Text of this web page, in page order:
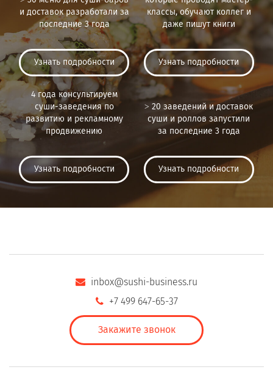
и доставок разработали за
последние 3 года
Узнать подробности
классы, обучают коллег и
даже пишут книги
Узнать подробности
4 года консультируем
суши-заведения по
развитию и рекламному
продвижению
Узнать подробности
˃ 20 заведений и доставок
суши и роллов запустили
за последние 3 года
Узнать подробности
inbox@sushi-business.ru
+7 499 647-65-37
Закажите звонок